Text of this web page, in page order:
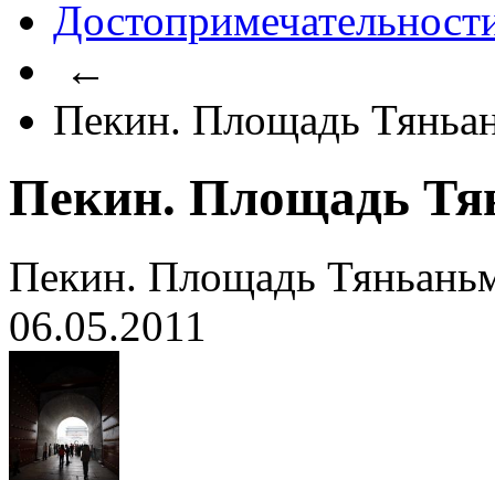
←
Пекин. Площадь
Пекин. Площадь
Пекин. Площадь
06.05.2011